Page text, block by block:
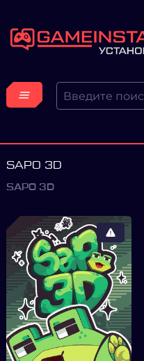
SAPO 3D
SAPO 3D